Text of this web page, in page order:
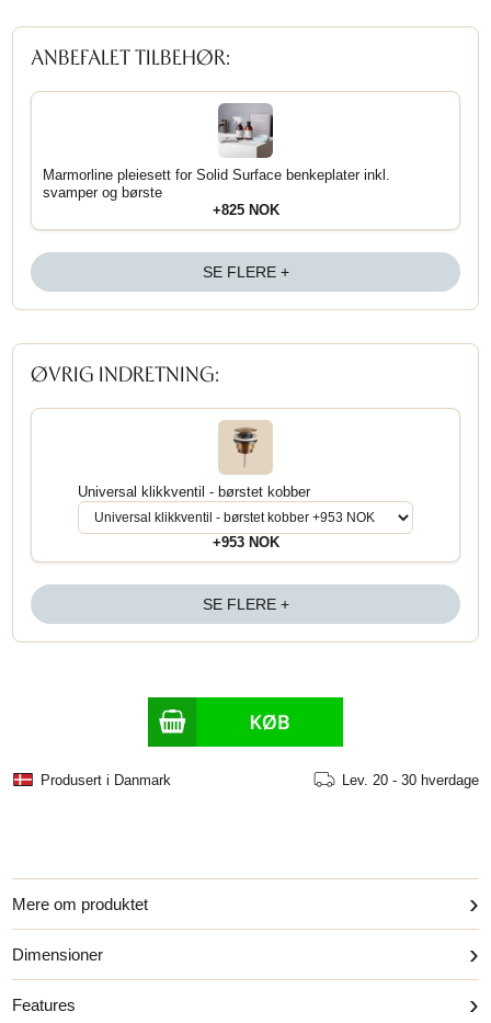
ANBEFALET TILBEHØR:
Marmorline pleiesett for Solid Surface benkeplater inkl.
svamper og børste
+825 NOK
SE FLERE +
ØVRIG INDRETNING:
Universal klikkventil - børstet kobber
+953 NOK
SE FLERE +
Produsert i Danmark Lev. 20 - 30 hverdage
Mere om produktet ›
Dimensioner ›
Features ›